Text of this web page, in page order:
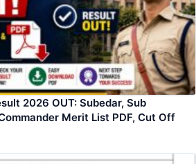
2026 OUT: Subedar, Sub
Merit List PDF, Cut Off